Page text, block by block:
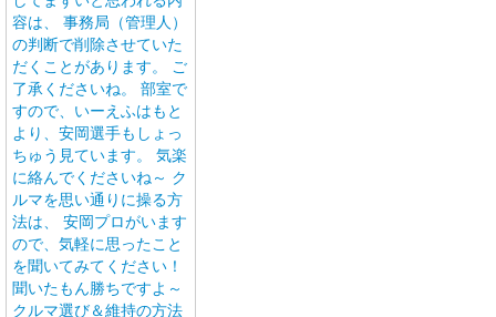
容は、 事務局（管理人）
の判断で削除させていた
だくことがあります。 ご
了承くださいね。 部室で
すので、いーえふはもと
より、安岡選手もしょっ
ちゅう見ています。 気楽
に絡んでくださいね～ ク
ルマを思い通りに操る方
法は、 安岡プロがいます
ので、気軽に思ったこと
を聞いてみてください！
聞いたもん勝ちですよ～
クルマ選び＆維持の方法